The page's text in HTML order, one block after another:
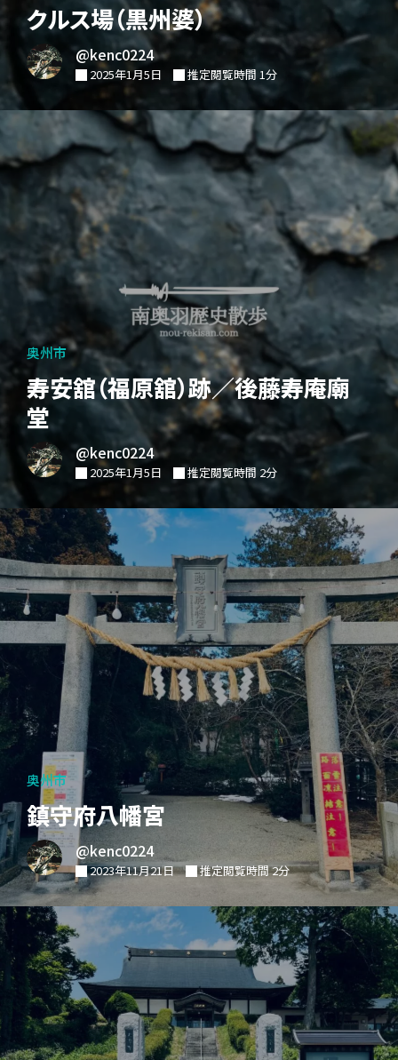
クルス場（黒州婆）
@kenc0224
2025年1月5日 推定閲覧時間 1分
奥州市
寿安舘（福原舘）跡／後藤寿庵廟
堂
@kenc0224
2025年1月5日 推定閲覧時間 2分
奥州市
鎮守府八幡宮
@kenc0224
2023年11月21日 推定閲覧時間 2分